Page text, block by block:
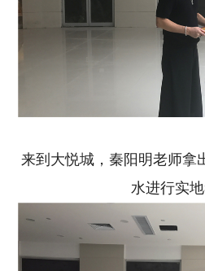
来到大悦城，秦阳明老师拿
水进行实